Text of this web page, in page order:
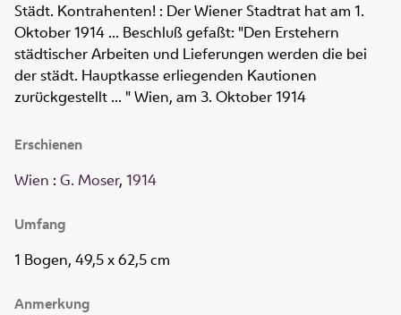
Städt. Kontrahenten! : Der Wiener Stadtrat hat am 1.
Oktober 1914 ... Beschluß gefaßt: "Den Erstehern
städtischer Arbeiten und Lieferungen werden die bei
der städt. Hauptkasse erliegenden Kautionen
zurückgestellt ... " Wien, am 3. Oktober 1914
Erschienen
Wien : G. Moser, 1914
Umfang
1 Bogen, 49,5 x 62,5 cm
Anmerkung